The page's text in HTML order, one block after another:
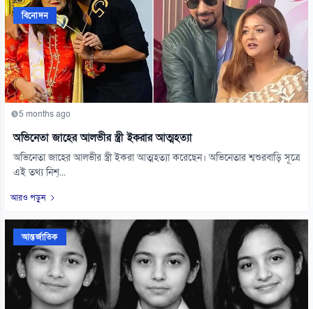
বিনোদন
5 months ago
অভিনেতা জাহের আলভীর স্ত্রী ইকরার আত্মহত্যা
অভিনেতা জাহের আলভীর স্ত্রী ইকরা আত্মহত্যা করেছেন। অভিনেতার শ্বশুরবাড়ি সূত্রে
এই তথ্য নিশ্...
আরও পড়ুন
আন্তর্জাতিক